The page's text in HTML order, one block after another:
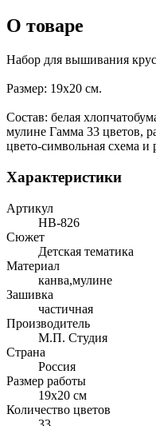
О товаре
Набор для вышивания
Размер: 19х20 см.
Состав: белая
мулине Гамма 33 цветов,
цвето-символьная схема
Характеристики
Артикул
НВ-826
Сюжет
Детская тематика
Материал
канва,мулине
Зашивка
частичная
Производитель
М.П. Студия
Страна
Россия
Размер работы
19x20 см
Количество цветов